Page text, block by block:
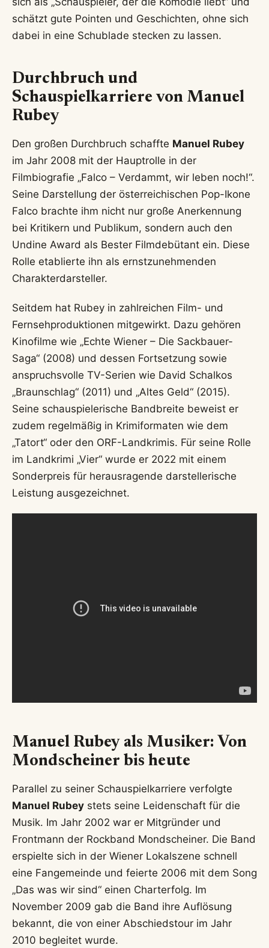
Kulturszene.
Manuel Rubey, geboren am 26. März 1979 in
Wien, ist ein österreichischer Künstler, der sich in
verschiedenen Disziplinen einen Namen gemacht
Semester Philosophie und Politikwissenschaft,
bevor er sich für eine Schauspielausbildung an der
renommierten Schauspielschule Krauss in Wien
entschied. Dieser Schritt legte den Grundstein für
eine beeindruckend vielseitige Karriere, die ihn auf
die größten Bühnen und vor die Kameras im
deutschsprachigen Raum führen sollte.
Schon früh zeigte sich sein breites
große Erfolge feierte, warManuel Rubeybereits
als Musiker aktiv. Diese künstlerische Vielseitigkeit
ist bis heute sein Markenzeichen. Er selbst sieht
sich als „Schauspieler, der die Komödie liebt“ und
schätzt gute Pointen und Geschichten, ohne sich
dabei in eine Schublade stecken zu lassen.
Durchbruch und
Schauspielkarriere von Manuel
Rubey
Undine Award als Bester Filmdebütant ein. Diese
Fernsehproduktionen mitgewirkt. Dazu gehören
Kinofilme wie „Echte Wiener – Die Sackbauer-
anspruchsvolle TV-Serien wie David Schalkos
„Braunschlag“ (2011) und „Altes Geld“ (2015).
Seine schauspielerische Bandbreite beweist er
zudem regelmäßig in Krimiformaten wie dem
„Tatort“ oder den ORF-Landkrimis. Für seine Rolle
im Landkrimi „Vier“ wurde er 2022 mit einem
Sonderpreis für herausragende darstellerische
Leistung ausgezeichnet.